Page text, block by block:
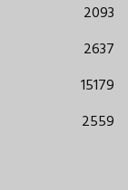
2093
2637
15179
2559